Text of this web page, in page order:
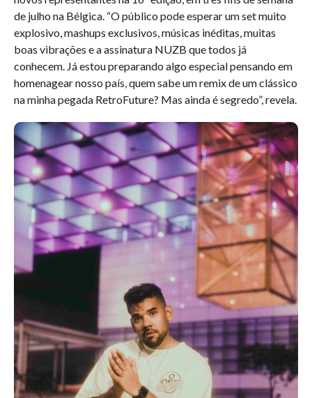
de julho na Bélgica. “O público pode esperar um set muito
explosivo, mashups exclusivos, músicas inéditas, muitas
boas vibrações e a assinatura NUZB que todos já
conhecem. Já estou preparando algo especial pensando em
homenagear nosso país, quem sabe um remix de um clássico
na minha pegada RetroFuture? Mas ainda é segredo”, revela.